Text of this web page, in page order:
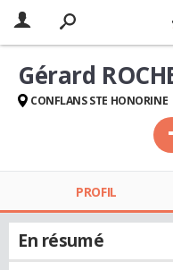
Gérard
CONFLANS STE HONORINE
PROFIL
En résumé